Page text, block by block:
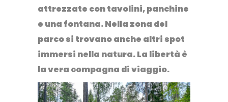
attrezzate con tavolini, panchine
e una fontana. Nella zona del
parco si trovano anche altri spot
immersi nella natura. La libertà è
la vera compagna di viaggio.